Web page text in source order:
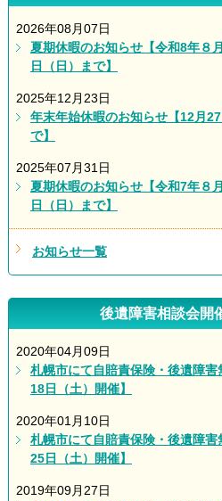
2026年08月07日
夏期休暇のお知らせ【令和8年８
日（日）まで】
2025年12月23日
年末年始休暇のお知らせ【12月
で】
2025年07月31日
夏期休暇のお知らせ【令和7年８
日（日）まで】
お知らせ一覧
後遺障害相談会開
2020年04月09日
札幌市にて自賠責保険・後遺障
18日（土）開催】
2020年01月10日
札幌市にて自賠責保険・後遺障
25日（土）開催】
2019年09月27日